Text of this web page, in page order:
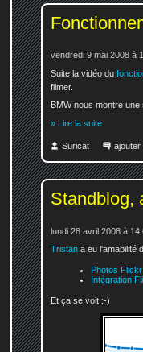
vendredi 9 mai 2008 à
Suite la vidéo du
filmer.
BMW nous montre une
» Lire la suite
Suricat ajouter
Standblog,
lundi 28 avril 2008 à
Tristan a eu l'amabilité
Photos
Intégration
Et ça se voit :-)